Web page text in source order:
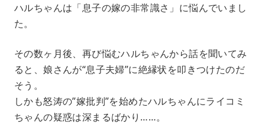
ハルちゃんは「息子の嫁の非常識さ」に悩んでいまし
た。
その数ヶ月後、再び悩むハルちゃんから話を聞いてみ
ると、娘さんが“息子夫婦”に絶縁状を叩きつけたのだ
そう。
しかも怒涛の”嫁批判”を始めたハルちゃんにライコミ
ちゃんの疑惑は深まるばかり……。